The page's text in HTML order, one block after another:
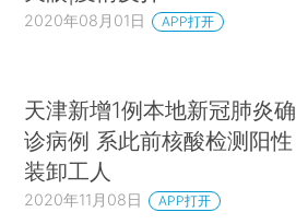
2020年08月01日 APP打开
天津新增1例本地新冠肺炎确
诊病例 系此前核酸检测阳性
装卸工人
2020年11月08日 APP打开